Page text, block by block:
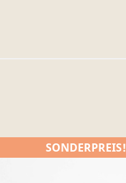
SONDERPREIS!